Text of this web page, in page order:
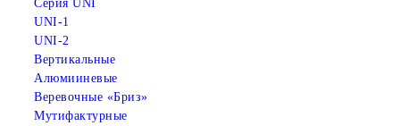
Серия UNI
UNI-1
UNI-2
Вертикальные
Алюмииневые
Веревочные «Бриз»
Мутифактурные